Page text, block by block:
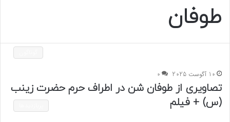
طوفان
10 آگوست 2025 0
تصاویری از طوفان شن در اطراف حرم حضرت زینب
(س) + فیلم